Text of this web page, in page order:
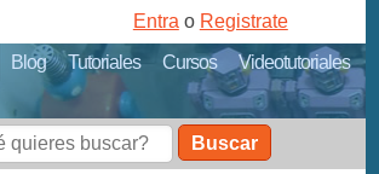
Blog Tutoriales Cursos
Videotutoriales
Entra o Registrate
Buscar